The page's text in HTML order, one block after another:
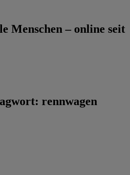
Menschen – online seit
rennwagen